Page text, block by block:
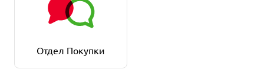
Отдел Покупки